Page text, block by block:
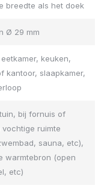
breedte als het doek
Ø 29 mm
keuken,
kantoor, slaapkamer,
bij fornuis of
ruimte
sauna, etc),
warmtebron (open
etc)